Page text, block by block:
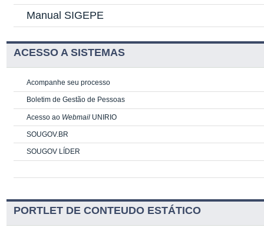
Manual SIGEPE
ACESSO A SISTEMAS
Acompanhe seu processo
Boletim de Gestão de Pessoas
Acesso ao Webmail UNIRIO
SOUGOV.BR
SOUGOV LÍDER
PORTLET DE CONTEUDO ESTÁTICO